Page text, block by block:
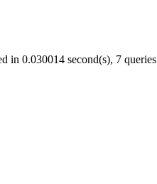
in 0.030014 second(s), 7 queries